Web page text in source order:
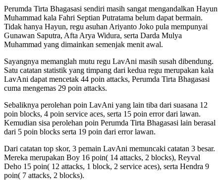
Perumda Tirta Bhagasasi sendiri masih sangat mengandalkan Hayun
Muhammad kala Fahri Septian Putratama belum dapat bermain.
Tidak hanya Hayun, regu asuhan Ariyanto Joko pula mempunyai
Gunawan Saputra, Afta Arya Widura, serta Darda Mulya
Muhammad yang dimainkan semenjak menit awal.
Sayangnya memanglah mutu regu LavAni masih susah dibendung.
Satu catatan statistik yang timpang dari kedua regu merupakan kala
LavAni dapat mencetak 44 poin attacks, Perumda Tirta Bhagasasi
cuma mengemas 29 poin attacks.
Sebaliknya perolehan poin LavAni yang lain tiba dari suasana 12
poin blocks, 4 poin service aces, serta 15 poin error dari lawan.
Kemudian sisa perolehan poin Perumda Tirta Bhagasasi lain berasal
dari 5 poin blocks serta 19 poin dari error lawan.
Dari catatan top skor, 3 pemain LavAni memuncaki catatan 3 besar.
Mereka merupakan Boy 16 poin( 14 attacks, 2 blocks), Reyval
Deho 15 poin( 12 attacks, 1 block, 2 service aces), serta Hendra 9
poin( 7 attacks, 2 blocks).